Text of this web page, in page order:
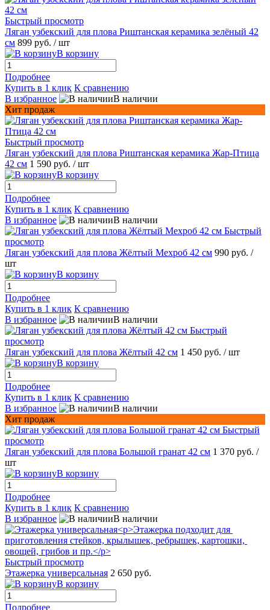
Быстрый просмотр
Ляган узбекский для плова Риштанская керамика зелёный 42
см 899 руб. / шт
В корзину
Подробнее
Купить в 1 клик К сравнению
В избранное
В наличии
Хит продаж
Быстрый просмотр
Ляган узбекский для плова Риштанская керамика Жар-Птица
42 см 1 590 руб. / шт
В корзину
Подробнее
Купить в 1 клик К сравнению
В избранное
В наличии
Быстрый
просмотр
Ляган узбекский для плова Жёлтый Мехроб 42 см 990 руб. /
шт
В корзину
Подробнее
Купить в 1 клик К сравнению
В избранное
В наличии
Быстрый
просмотр
Ляган узбекский для плова Жёлтый 42 см 1 450 руб. / шт
В корзину
Подробнее
Купить в 1 клик К сравнению
В избранное
В наличии
Хит продаж
Быстрый
просмотр
Ляган узбекский для плова Большой гранат 42 см 1 370 руб. /
шт
В корзину
Подробнее
Купить в 1 клик К сравнению
В избранное
В наличии
Быстрый просмотр
Этажерка универсальная 2 650 руб.
В корзину
Подробнее